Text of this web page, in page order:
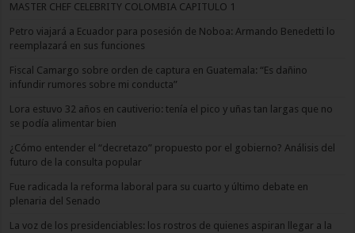
MASTER CHEF CELEBRITY COLOMBIA CAPITULO 1
Petro viajará a Ecuador para posesión de Noboa: Armando Benedetti lo
reemplazará en sus funciones
Fiscal Camargo sobre orden de captura en Guatemala: “Es dañino
infundir rumores sobre mi conducta”
Lora estuvo 32 años en cautiverio: tenía el pico y uñas tan largas que no
se podía alimentar bien
¿Cómo entender el “decretazo” propuesto por el gobierno? Análisis del
futuro de la consulta popular
Fue radicada la reforma laboral para su cuarto y último debate en
plenaria del Senado
La voz de los presidenciables: los rostros de quienes aspiran llegar a la